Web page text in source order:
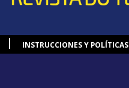
INSTRUCCIONES Y POLÍTICAS